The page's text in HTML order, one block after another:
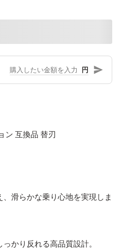
円
ン 互換品 替刃
滑らかな乗り心地を実現しま
かり反れる高品質設計。